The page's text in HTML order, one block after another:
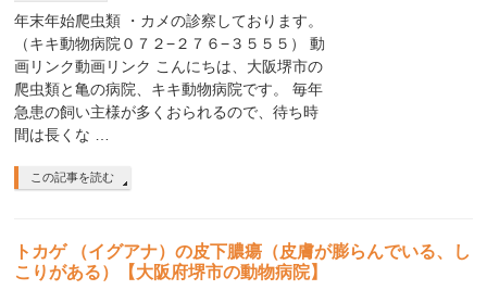
年末年始爬虫類 ・カメの診察しております。
（キキ動物病院０７２−２７６−３５５５） 動
画リンク動画リンク こんにちは、大阪堺市の
爬虫類と亀の病院、キキ動物病院です。 毎年
急患の飼い主様が多くおられるので、待ち時
間は長くな …
この記事を読む
トカゲ （イグアナ）の皮下膿瘍（皮膚が膨らんでいる、し
こりがある）【大阪府堺市の動物病院】